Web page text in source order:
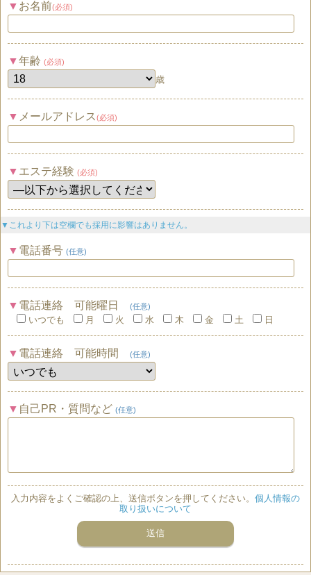
お名前(必須)
年齢 (必須)
歳
メールアドレス (必須)
エステ経験 (必須)
▼これより下は空欄でも採用に影響はありません。
電話番号 (任意)
電話連絡 可能曜日 (任意)
いつでも 月 火 水 木 金 土 日
電話連絡 可能時間 (任意)
自己PR・質問など (任意)
入力内容をよくご確認の上、送信ボタンを押してください。 個人情報の
取り扱いについて